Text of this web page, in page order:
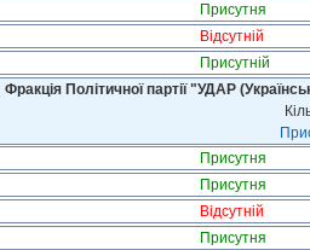
Присутня
Відсутній
Присутній
Фракція Політичної партії "УДАР
Присутня
Присутня
Відсутній
Присутня